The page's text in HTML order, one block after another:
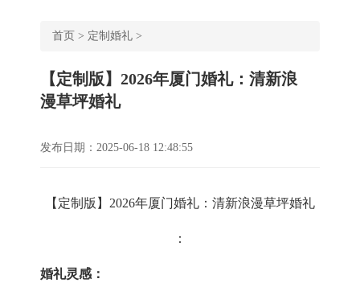
首页 > 定制婚礼 >
【定制版】2026年厦门婚礼：清新浪
漫草坪婚礼
发布日期：2025-06-18 12:48:55
【定制 版】2026年厦门婚礼：清新浪漫草坪婚礼
：
婚礼灵感：